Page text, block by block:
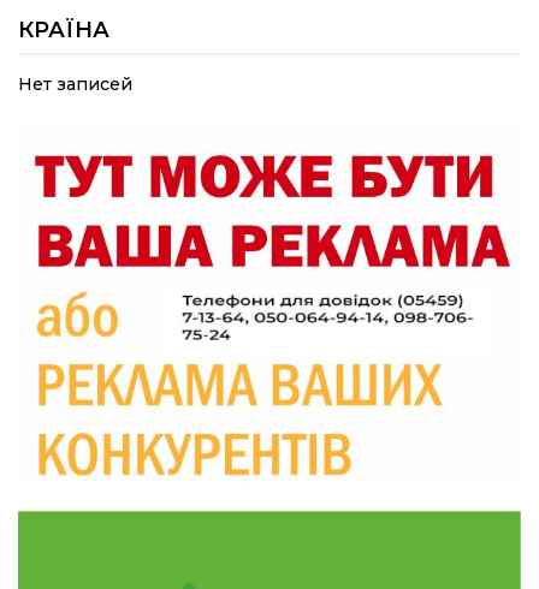
05 сер
можуть врятувати життя під час обстрілу
09:26
Що робити, якщо в нотаріальному документі
18:39
04 сер
«КОЛО НЕЗЛАМНИХ»: як діти та ветерани
разом створюють унікальний телепроєкт
09:52
Родина Степаненків: від квітучого
30 лип
Пишіть листи самому собі, або як уникнути
маніпуляційбез конфліктів
19:29
30 лип
«Все закінчиться, приїду й одружуся…»: Пам’яті
26-річного Захисника Богдана Ємця (ВІДЕО)
20:06
Паливо по 100 грн та ризик дефіциту: чому в
КРАЇНА
Нет записей